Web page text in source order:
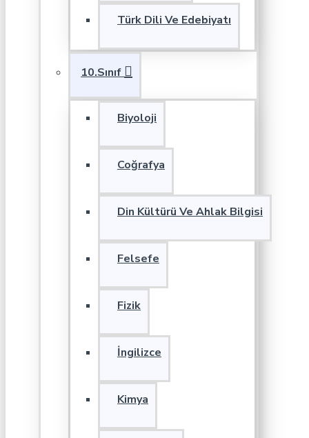
Türk Dili Ve Edebiyatı
10.Sınıf
Biyoloji
Coğrafya
Din Kültürü Ve Ahlak Bilgisi
Felsefe
Fizik
İngilizce
Kimya